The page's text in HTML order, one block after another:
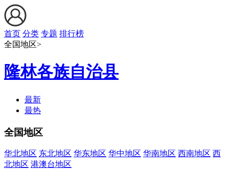
首页 分类 专题 排行榜
全国地区>
隆林各族自治县
最新
最热
全国地区
华北地区 东北地区 华东地区 华中地区 华南地区 西南地区 西
北地区 港澳台地区